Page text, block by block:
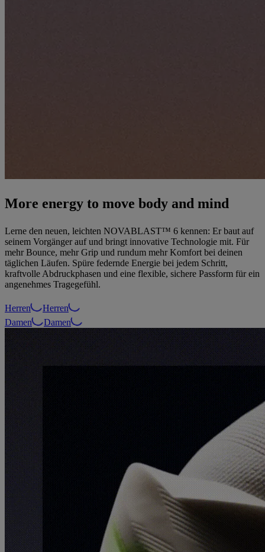
More energy to move body and mind
Lerne den neuen, leichten NOVABLAST™ 6 kennen: Er baut auf
seinem Vorgänger auf und bringt innovative Technologie mit. Für
mehr Bounce, mehr Grip und rundum mehr Komfort bei deinen
täglichen Läufen. Spüre federnde Energie bei jedem Schritt,
kraftvolle Abdruckphasen und eine flexible, sichere Passform für ein
angenehmes Tragegefühl.
Herren
Herren
Damen
Damen